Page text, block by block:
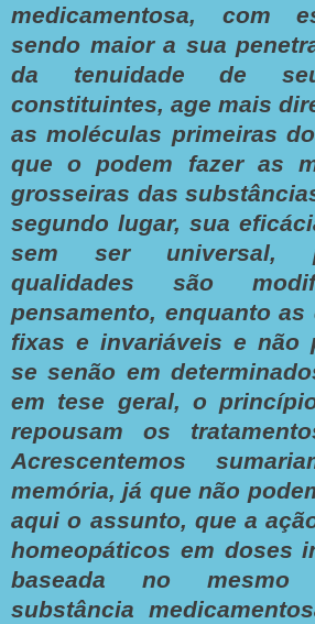
medicamentosa, com
sendo maior a sua
da tenuidade de
constituintes, age mais
as moléculas primeiras
que o podem fazer as
grosseiras das
segundo lugar, sua
sem ser universal,
qualidades são
pensamento, enquanto as
fixas e invariáveis e não
se senão em
em tese geral, o
repousam os
Acrescentemos
memória, já que não
aqui o assunto, que a
homeopáticos em doses
baseada no
substância